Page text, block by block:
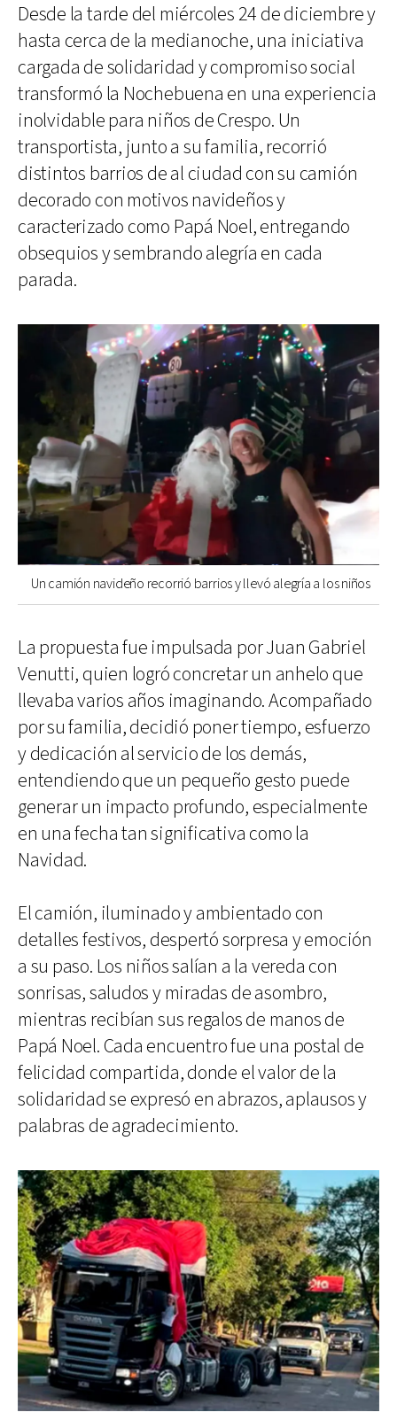
Desde la tarde del miércoles 24 de diciembre y
hasta cerca de la medianoche, una iniciativa
cargada de solidaridad y compromiso social
transformó la Nochebuena en una experiencia
inolvidable para niños de Crespo. Un
transportista, junto a su familia, recorrió
distintos barrios de al ciudad con su camión
decorado con motivos navideños y
caracterizado como Papá Noel, entregando
obsequios y sembrando alegría en cada
parada.
Un camión navideño recorrió barrios y llevó alegría a los niños
La propuesta fue impulsada por Juan Gabriel
Venutti, quien logró concretar un anhelo que
llevaba varios años imaginando. Acompañado
por su familia, decidió poner tiempo, esfuerzo
y dedicación al servicio de los demás,
entendiendo que un pequeño gesto puede
generar un impacto profundo, especialmente
en una fecha tan significativa como la
Navidad.
El camión, iluminado y ambientado con
detalles festivos, despertó sorpresa y emoción
a su paso. Los niños salían a la vereda con
sonrisas, saludos y miradas de asombro,
mientras recibían sus regalos de manos de
Papá Noel. Cada encuentro fue una postal de
felicidad compartida, donde el valor de la
solidaridad se expresó en abrazos, aplausos y
palabras de agradecimiento.